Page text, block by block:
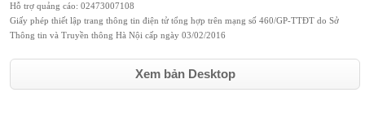
Hỗ trợ quảng cáo: 02473007108
Giấy phép thiết lập trang thông tin điện tử tổng hợp trên mạng số 460/GP-TTĐT do Sở
Thông tin và Truyền thông Hà Nội cấp ngày 03/02/2016
Xem bản Desktop